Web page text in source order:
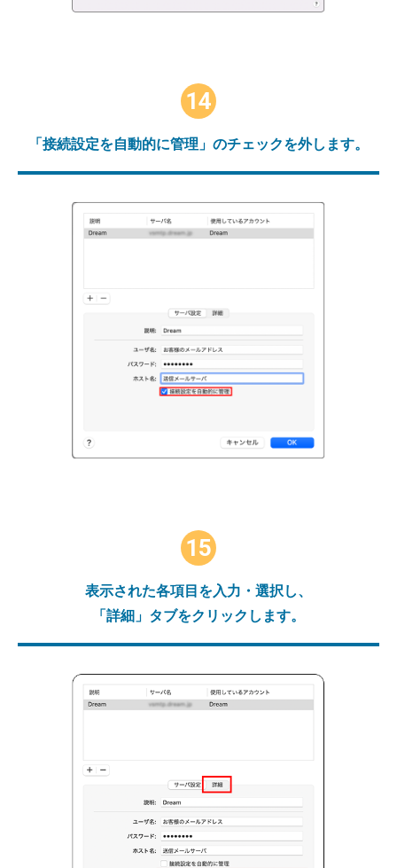
14
「接続設定を自動的に管理」のチェックを外します。
15
表示された各項目を入力・選択し、
「詳細」タブをクリックします。